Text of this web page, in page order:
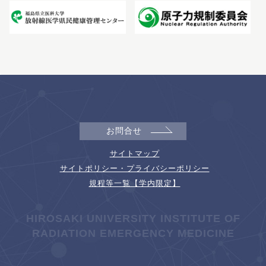
お問合せ
サイトマップ
サイトポリシー・プライバシーポリシー
規程等一覧【学内限定】
HIROSAKI UNIVERSITY INSTITUTE OF
RADIATION EMERGENCY MEDICINE